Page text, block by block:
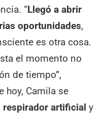
“Llegó a abrir
oportunidades,
es otra cosa.
el momento no
de tiempo”,
hoy, Camila se
respirador artificial y